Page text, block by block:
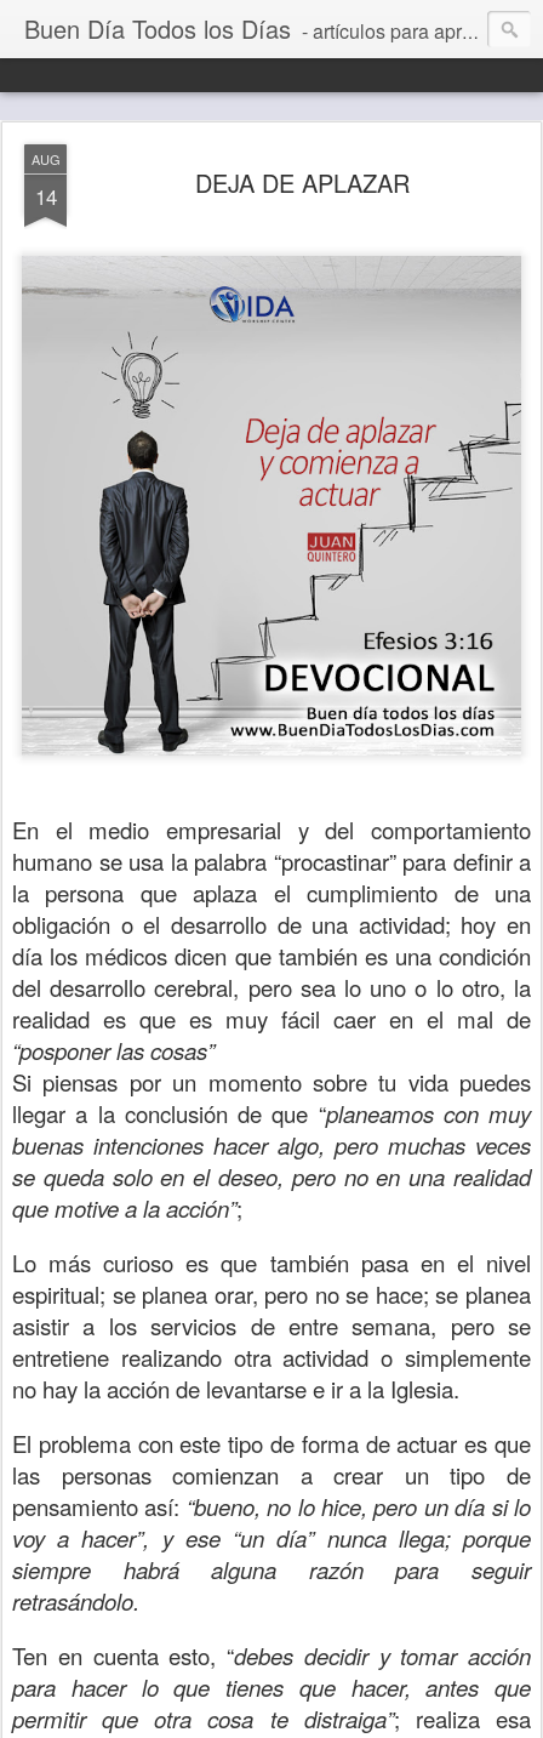
Buen Día Todos los Días - artículos para aprender a vivir mejor, un día a la vez. Por Juan C Quintero
AUG
14 DEJA DE APLAZAR
En el medio empresarial y del comportamiento
humano se usa la palabra “procastinar” para definir a
la persona que aplaza el cumplimiento de una
obligación o el desarrollo de una actividad; hoy en
día los médicos dicen que también es una condición
del desarrollo cerebral, pero sea lo uno o lo otro, la
realidad es que es muy fácil caer en el mal de
“posponer las cosas”
Si piensas por un momento sobre tu vida puedes
llegar a la conclusión de que “planeamos con muy
buenas intenciones hacer algo, pero muchas veces
se queda solo en el deseo, pero no en una realidad
que motive a la acción”;
Lo más curioso es que también pasa en el nivel
espiritual; se planea orar, pero no se hace; se planea
asistir a los servicios de entre semana, pero se
entretiene realizando otra actividad o simplemente
no hay la acción de levantarse e ir a la Iglesia.
El problema con este tipo de forma de actuar es que
las personas comienzan a crear un tipo de
pensamiento así: “bueno, no lo hice, pero un día si lo
voy a hacer”, y ese “un día” nunca llega; porque
siempre habrá alguna razón para seguir
retrasándolo.
Ten en cuenta esto, “debes decidir y tomar acción
para hacer lo que tienes que hacer, antes que
permitir que otra cosa te distraiga”; realiza esa